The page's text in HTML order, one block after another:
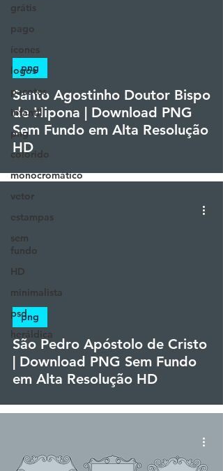
grátis
pago
ícones
logos
pacotes
infantil
png
colorido
monocromático
vetor
estampas
sem
fundo
HD
minimalista
psd
heráldica
Santo Agostinho Doutor Bispo
de Hipona | Download PNG
Sem Fundo em Alta Resolução
HD
png
São Pedro Apóstolo de Cristo
| Download PNG Sem Fundo
em Alta Resolução HD
png